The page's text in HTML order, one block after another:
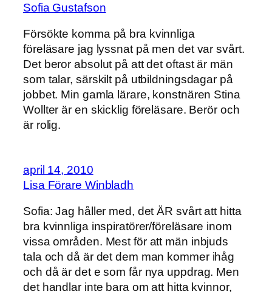
Sofia Gustafson
Försökte komma på bra kvinnliga
föreläsare jag lyssnat på men det var svårt.
Det beror absolut på att det oftast är män
som talar, särskilt på utbildningsdagar på
jobbet. Min gamla lärare, konstnären Stina
Wollter är en skicklig föreläsare. Berör och
är rolig.
april 14, 2010
Lisa Förare Winbladh
Sofia: Jag håller med, det ÄR svårt att hitta
bra kvinnliga inspiratörer/föreläsare inom
vissa områden. Mest för att män inbjuds
tala och då är det dem man kommer ihåg
och då är det e som får nya uppdrag. Men
det handlar inte bara om att hitta kvinnor,